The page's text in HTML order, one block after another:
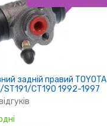
задній правий TOYOTA
ST191/CT190 1992-1997